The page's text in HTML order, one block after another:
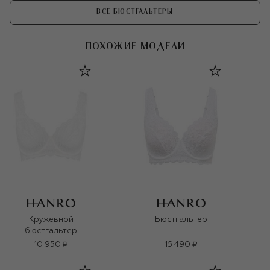
ВСЕ БЮСТГАЛЬТЕРЫ
ПОХОЖИЕ МОДЕЛИ
Кружевной
бюстгальтер
10 950 ₽
Бюстгальтер
15 490 ₽